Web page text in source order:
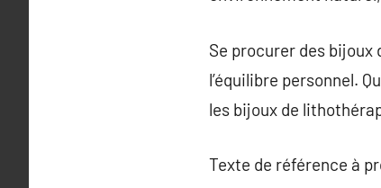
Se procurer des
l’équilibre personnel.
les bijoux de
Texte de référence à